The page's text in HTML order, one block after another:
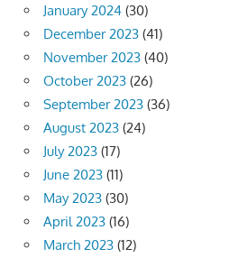
January 2024 (30)
December 2023 (41)
November 2023 (40)
October 2023 (26)
September 2023 (36)
August 2023 (24)
July 2023 (17)
June 2023 (11)
May 2023 (30)
April 2023 (16)
March 2023 (12)